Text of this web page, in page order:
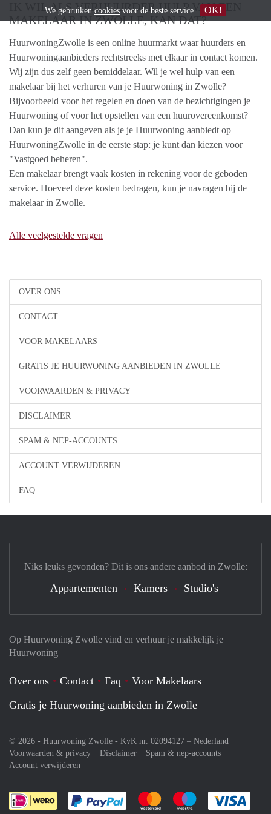
OVER ONS
CONTACT
VOOR MAKELAARS
GRATIS JE HUURWONING AANBIEDEN IN ZWOLLE
VOORWAARDEN & PRIVACY
DISCLAIMER
SPAM & NEP-ACCOUNTS
ACCOUNT VERWIJDEREN
FAQ
IK WIL ALS VERHUURDER HULP VAN EEN
MAKELAAR IN ZWOLLE, KAN DAT?
HuurwoningZwolle is een online huurmarkt waar huurders en
Huurwoningaanbieders rechtstreeks met elkaar in contact komen.
Wij zijn dus zelf geen bemiddelaar. Wil je wel hulp van een
makelaar bij het verhuren van je Huurwoning in Zwolle?
Bijvoorbeeld voor het regelen en doen van de bezichtigingen je
Huurwoning of voor het opstellen van een huurovereenkomst?
Dan kun je dit aangeven als je je Huurwoning aanbiedt op
HuurwoningZwolle in de eerste stap: je kunt dan kiezen voor
"Vastgoed beheren".
Een makelaar brengt vaak kosten in rekening voor de geboden
service. Hoeveel deze kosten bedragen, kun je navragen bij de
makelaar in Zwolle.
Alle veelgestelde vragen
Op Huurwoning Zwolle vind en verhuur je makkelijk je
Huurwoning
Over ons Contact Faq
Voor Makelaars
Gratis je Huurwoning aanbieden in Zwolle
© 2026 - Huurwoning Zwolle - KvK nr. 02094127 – Nederland
Voorwaarden & privacy
Disclaimer
Spam & nep-accounts
Account verwijderen
Je rekent gemakkelijk af met Paypal
Je rekent gemakkelijk af met
Je rekent
Niks leuks gevonden? Dit is ons andere aanbod in Zwolle:
Appartementen Kamers Studio's
We gebruiken cookies voor de beste service OK!